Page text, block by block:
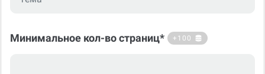
Минимальное кол-во страниц* +100